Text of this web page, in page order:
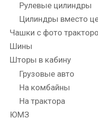
Рулевые цилиндры
Цилиндры вместо
Чашки с фото
Шины
Шторы в кабину
Грузовые авто
На комбайны
На трактора
ЮМЗ